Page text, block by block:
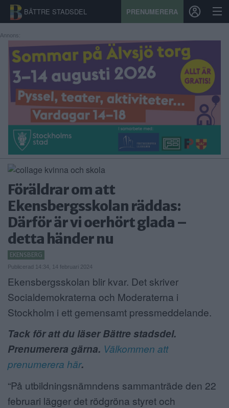
BÄTTRE STADSDEL PRENUMERERA
START
STADSDEL
PRENUMERATION
SPORT
ÅSIKTER
KALENDER
KONTAKT
SAMARBETEN
ANNONSERA
NÄRINGSLIV
MER
Annons:
Föräldrar om att
Ekensbergsskolan räddas:
Därför är vi oerhört glada –
detta händer nu
EKENSBERG
Publicerad 14:34, 14 februari 2024
Ekensbergsskolan blir kvar. Det skriver
Socialdemokraterna och Moderaterna i
Stockholm i ett gemensamt pressmeddelande.
Tack för att du läser Bättre stadsdel.
Prenumerera gärna. Välkommen att
prenumerera här.
“På utbildningsnämndens sammanträde den 22
februari lägger det rödgröna styret och